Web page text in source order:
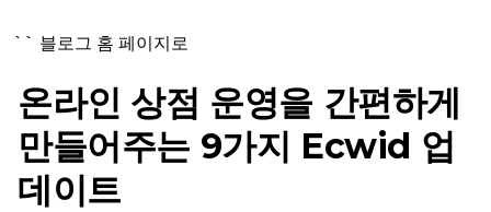
`` 블로그 홈 페이지로
온라인 상점 운영을 간편하게
만들어주는 9가지 Ecwid 업
데이트